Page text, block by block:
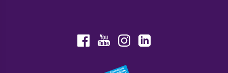
FacebookYoutubeInstagram